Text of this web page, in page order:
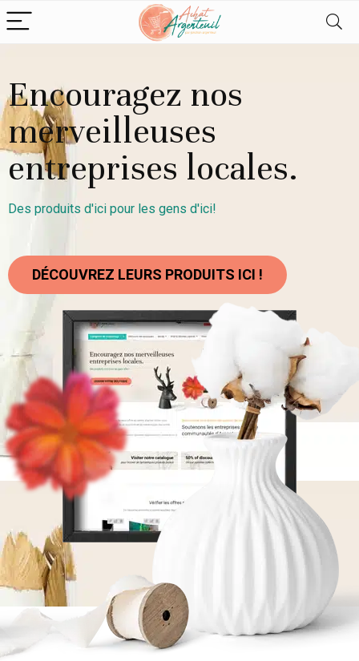
Encouragez nos
merveilleuses
entreprises locales.
Des produits d'ici pour les gens d'ici!
DÉCOUVREZ LEURS PRODUITS ICI !